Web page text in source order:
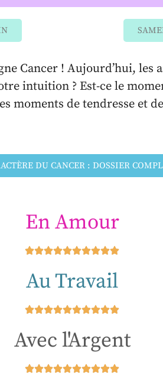
Cancer ! Aujourd’hui, les
intuition ? Est-ce le
moments de tendresse et
DU CANCER : DOSSIER
En Amour
Au Travail
Avec l'Argent